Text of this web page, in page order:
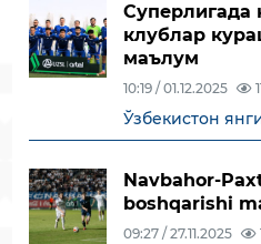
Ўзбекистон
10:19 / 01.12.2025
Суперлигада
клублар
маълум
09:27 / 27.11.2025
Navbahor-
boshqarishi